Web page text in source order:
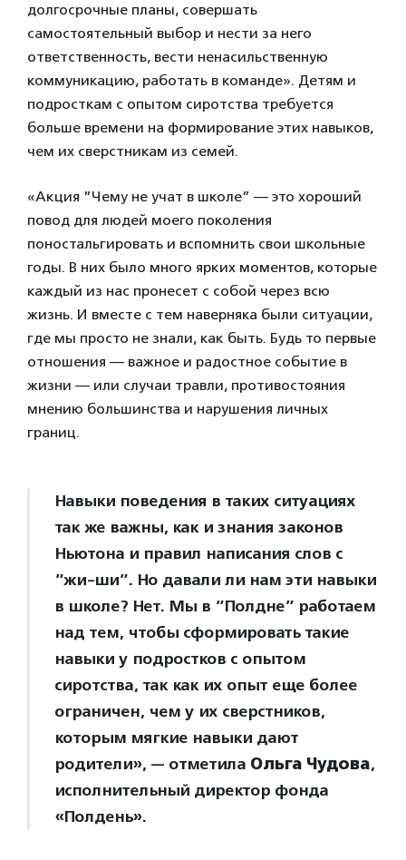
долгосрочные планы, совершать
самостоятельный выбор и нести за него
ответственность, вести ненасильственную
коммуникацию, работать в команде». Детям и
подросткам с опытом сиротства требуется
больше времени на формирование этих навыков,
чем их сверстникам из семей.
«Акция ”Чему не учат в школе” — это хороший
повод для людей моего поколения
поностальгировать и вспомнить свои школьные
годы. В них было много ярких моментов, которые
каждый из нас пронесет с собой через всю
жизнь. И вместе с тем наверняка были ситуации,
где мы просто не знали, как быть. Будь то первые
отношения — важное и радостное событие в
жизни — или случаи травли, противостояния
мнению большинства и нарушения личных
границ.
Навыки поведения в таких ситуациях
так же важны, как и знания законов
Ньютона и правил написания слов с
”жи-ши”. Но давали ли нам эти навыки
в школе? Нет. Мы в ”Полдне” работаем
над тем, чтобы сформировать такие
навыки у подростков с опытом
сиротства, так как их опыт еще более
ограничен, чем у их сверстников,
которым мягкие навыки дают
родители», — отметила Ольга Чудова,
исполнительный директор фонда
«Полдень».